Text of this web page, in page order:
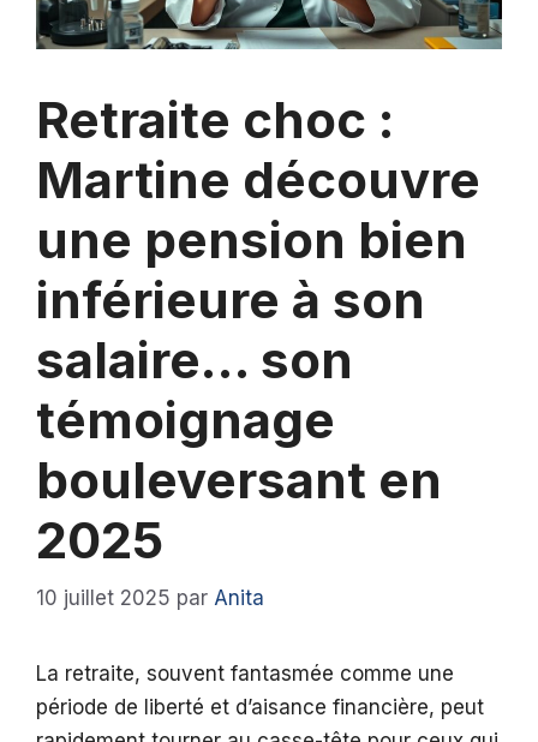
Retraite choc :
Martine découvre
une pension bien
inférieure à son
salaire… son
témoignage
bouleversant en
2025
10 juillet 2025 par Anita
La retraite, souvent fantasmée comme une
période de liberté et d’aisance financière, peut